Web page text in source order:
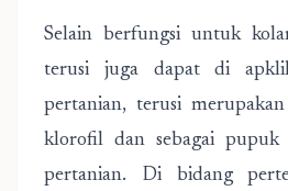
Selain berfungsi untuk
terusi juga dapat di
pertanian, terusi
klorofil dan sebagai
pertanian. Di bidang